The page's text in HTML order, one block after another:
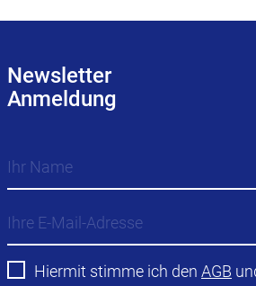
Newsletter
Anmeldung
Hiermit stimme ich den AGB